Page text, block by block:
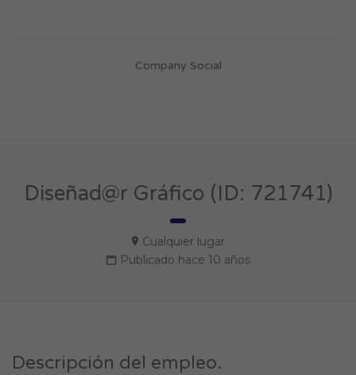
Company Social
Diseñad@r Gráfico (ID: 721741)
Cualquier lugar
Publicado hace 10 años
Descripción del empleo.